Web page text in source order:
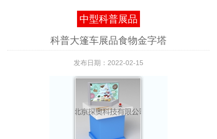
中型科普展品
科普大篷车展品食物金字塔
发布日期：2022-02-15